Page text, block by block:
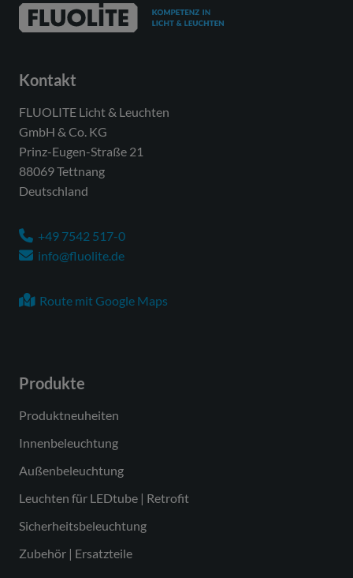
Kontakt
FLUOLITE Licht & Leuchten
GmbH & Co. KG
Prinz-Eugen-Straße 21
88069 Tettnang
Deutschland
+49 7542 517-0
info@fluolite.de
Route mit Google Maps
Produkte
Produktneuheiten
Innenbeleuchtung
Außenbeleuchtung
Leuchten für LEDtube | Retrofit
Sicherheitsbeleuchtung
Zubehör | Ersatzteile